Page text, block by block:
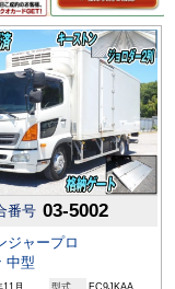
番号 03-5002
ジャープロ
中型